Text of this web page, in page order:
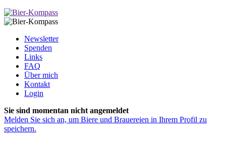
Newsletter
Spenden
Links
FAQ
Über mich
Kontakt
Login
Sie sind momentan nicht angemeldet
Melden Sie sich an, um Biere und Brauereien in Ihrem Profil zu
speichern.